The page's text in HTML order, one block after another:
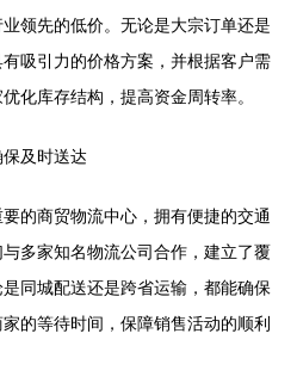
领先的低价。无论是大宗订单还是
吸引力的价格方案，并根据客户需
化库存结构，提高资金周转率。
及时送达
的商贸物流中心，拥有便捷的交通
多家知名物流公司合作，建立了覆
同城配送还是跨省运输，都能确保
的等待时间，保障销售活动的顺利